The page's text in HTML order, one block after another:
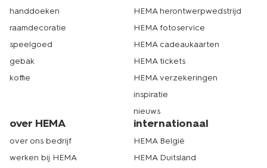
handdoeken
raamdecoratie
speelgoed
gebak
koffie
HEMA herontwerpwedstrijd
HEMA fotoservice
HEMA cadeaukaarten
HEMA tickets
HEMA verzekeringen
inspiratie
nieuws
over HEMA
over ons bedrijf
werken bij HEMA
internationaal
HEMA België
HEMA Duitsland